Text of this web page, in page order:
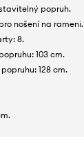
popruh.
nošení na rameni.
8.
103 cm.
128 cm.